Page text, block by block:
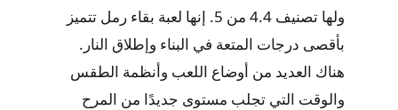
ولها تصنيف 4.4 من 5. إنها لعبة بقاء رمل تتميز
بأقصى درجات المتعة في البناء وإطلاق النار.
هناك العديد من أوضاع اللعب وأنظمة الطقس
والوقت التي تجلب مستوى جديدًا من المرح